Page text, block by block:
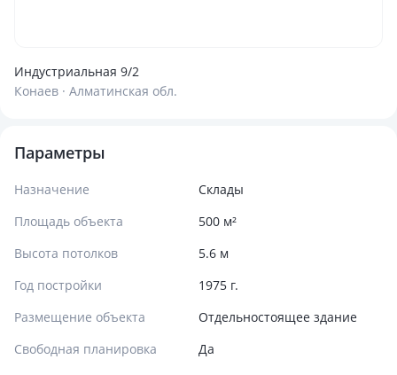
Индустриальная 9/2
Конаев · Алматинская обл.
Параметры
Назначение
Склады
Площадь объекта
500 м²
Высота потолков
5.6 м
Год постройки
1975 г.
Размещение объекта
Отдельностоящее здание
Свободная планировка
Да